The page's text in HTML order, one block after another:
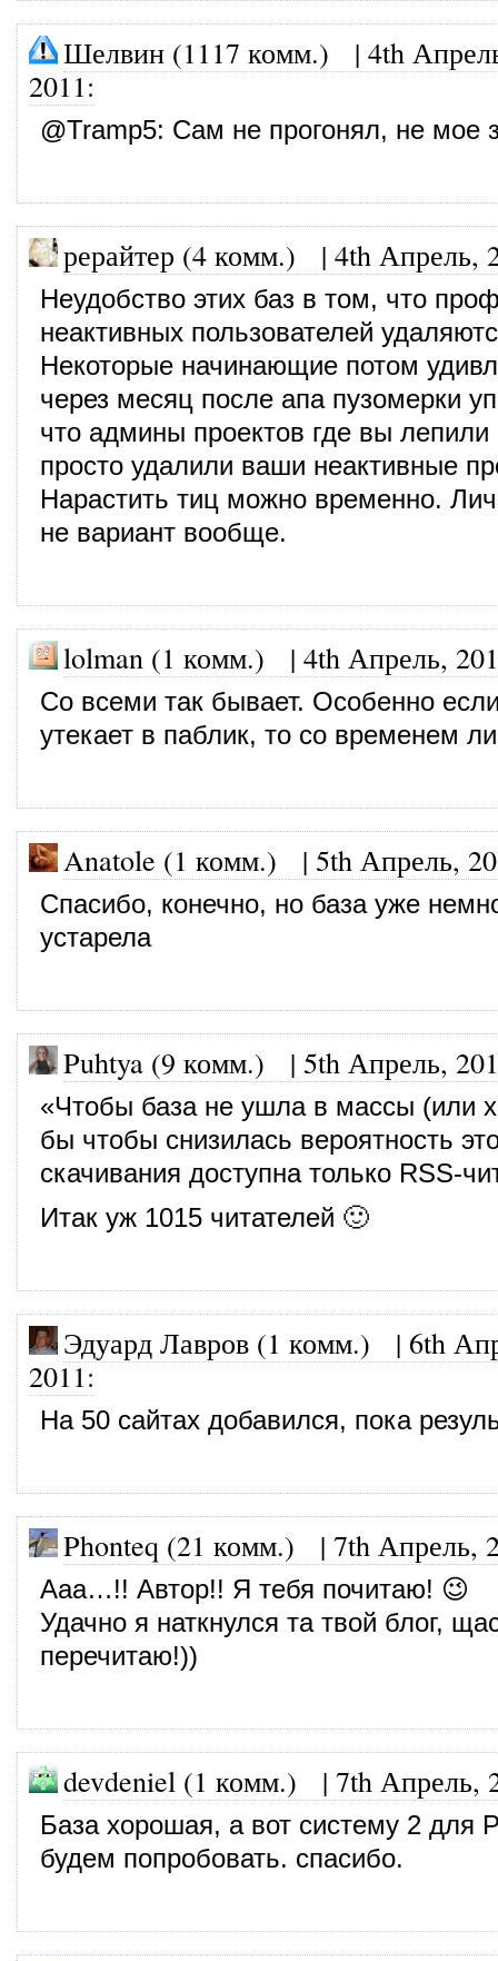
Шелвин (1117 комм.) | 4th
2011:
@Tramp5: Сам не прогонял, не мое
рерайтер (4 комм.) | 4th Апрель,
Неудобство этих баз в том, что
неактивных пользователей
Некоторые начинающие потом
через месяц после апа пузомерки
что админы проектов где вы лепили
просто удалили ваши неактивные
Нарастить тиц можно временно.
не вариант вообще.
lolman (1 комм.) | 4th Апрель,
Со всеми так бывает. Особенно
утекает в паблик, то со временем
Anatole (1 комм.) | 5th Апрель,
Спасибо, конечно, но база уже
устарела
Puhtya (9 комм.) | 5th Апрель,
«Чтобы база не ушла в массы (или
бы чтобы снизилась вероятность
скачивания доступна только RSS-
Итак уж 1015 читателей 🙂
Эдуард Лавров (1 комм.) | 6th
2011:
На 50 сайтах добавился, пока
Phonteq (21 комм.) | 7th Апрель,
Ааа…!! Автор!! Я тебя почитаю! 😉
Удачно я наткнулся та твой блог,
перечитаю!))
devdeniel (1 комм.) | 7th Апрель,
База хорошая, а вот систему 2 для
будем попробовать. спасибо.